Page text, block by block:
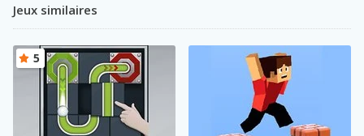
Jeux similaires
5